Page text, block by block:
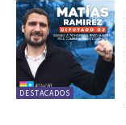
DESTACADOS